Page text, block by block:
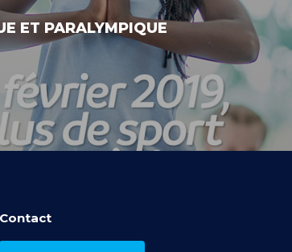
ET PARALYMPIQUE
Contact